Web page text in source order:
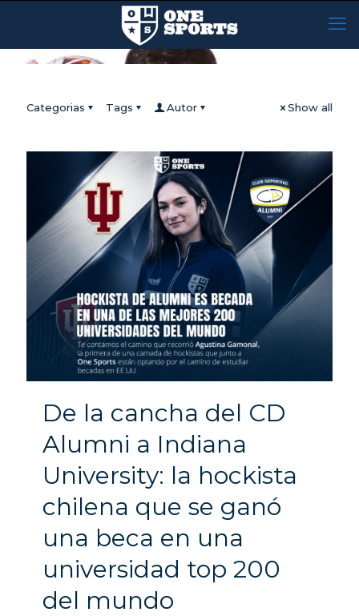
Categorias Tags Autor Show all
De la cancha del CD
Alumni a Indiana
University: la hockista
chilena que se ganó
una beca en una
universidad top 200
del mundo